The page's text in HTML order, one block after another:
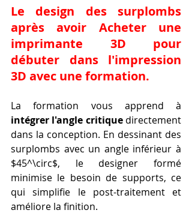
Le design des surplombs
après avoir Acheter une
imprimante 3D pour
débuter dans l'impression
3D avec une formation.
intégrer l'angle critique directement
dans la conception. En dessinant des
surplombs avec un angle inférieur à
$45^\circ$, le designer formé
minimise le besoin de supports, ce
qui simplifie le post-traitement et
améliore la finition.